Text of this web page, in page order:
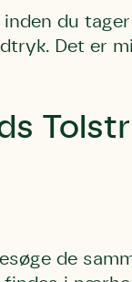
du
Det er
de